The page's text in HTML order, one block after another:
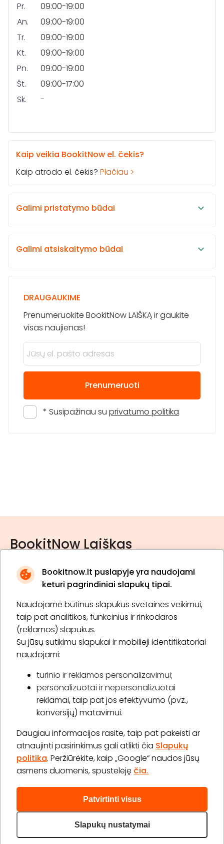
Bookitnow.lt puslapyje yra naudojami
keturi pagrindiniai slapukų tipai.
Naudojame būtinus slapukus svetainės veikimui,
taip pat analitikos, funkcinius ir rinkodaros
(reklamos) slapukus.
Su jūsų sutikimu slapukai ir mobilieji identifikatoriai
naudojami:
turinio ir reklamos personalizavimui;
personalizuotai ir nepersonalizuotai
reklamai, taip pat jos efektyvumo (pvz.,
konversijų) matavimui.
Daugiau informacijos rasite, taip pat pakeisti ar
atnaujinti pasirinkimus gali atlikti čia Slapukų
politika. Peržiūrėkite, kaip „Google“ naudos jūsų
asmens duomenis, spustelėję čia.
Patvirtinti visus
Slapukų nustatymai
Pr.
09:00-19:00
An.
09:00-19:00
Tr.
09:00-19:00
Kt.
09:00-19:00
Pn.
09:00-19:00
Št.
09:00-17:00
Sk.
-
Kaip veikia BookitNow el. čekis?
Kaip atrodo el. čekis? Plačiau
Galimi pristatymo būdai
Galimi atsiskaitymo būdai
DRAUGAUKIME
Prenumeruokite BookitNow LAIŠKĄ ir gaukite
visas naujienas!
Prenumeruoti
* Susipažinau su privatumo politika
BookitNow Laiškas
* Susipažinau su privatumo politika
Prenumeruoti
Apie „BookitNow“
Informacija
„GERA DOVANA“ GRUPĖ
2026 © Visos teisės saugomos info@bookitnow.lt, +370
645 03 111
Privatumo politika Svetainės medis